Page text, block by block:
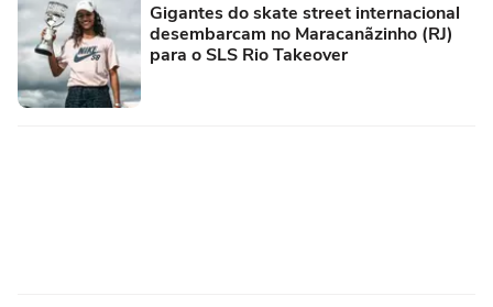
Gigantes do skate street internacional
desembarcam no Maracanãzinho (RJ)
para o SLS Rio Takeover